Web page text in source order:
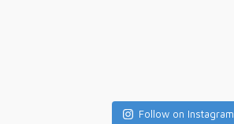
Follow on Instagram